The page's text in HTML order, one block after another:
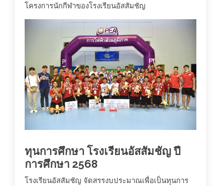
โครงการนักกีฬาของโรงเรียนอัสสัมชัญ
ทุนการศึกษา โรงเรียนอัสสัมชัญ ปี
การศึกษา 2568
โรงเรียนอัสสัมชัญ จัดสรรงบประมาณเพื่อเป็นทุนการ